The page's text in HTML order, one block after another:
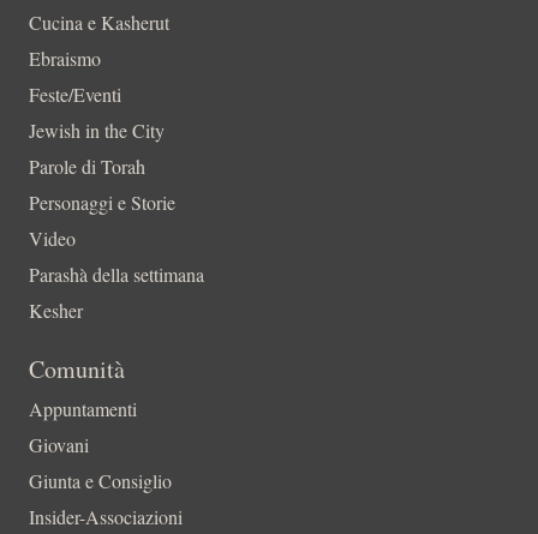
Cucina e Kasherut
Ebraismo
Feste/Eventi
Jewish in the City
Parole di Torah
Personaggi e Storie
Video
Parashà della settimana
Kesher
Comunità
Appuntamenti
Giovani
Giunta e Consiglio
Insider-Associazioni